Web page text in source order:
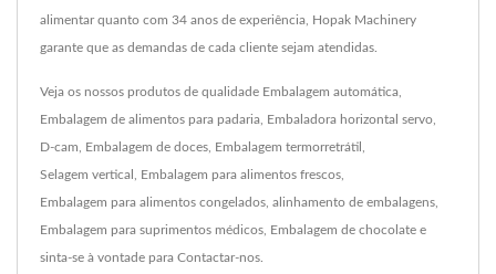
alimentar quanto com 34 anos de experiência, Hopak Machinery
garante que as demandas de cada cliente sejam atendidas.
Veja os nossos produtos de qualidade Embalagem automática
Embalagem de alimentos para padaria Embaladora horizontal servo
D-cam Embalagem de doces Embalagem termorretrátil
Selagem vertical Embalagem para alimentos frescos
Embalagem para alimentos congelados alinhamento de embalagens
Embalagem para suprimentos médicos Embalagem de chocolate e
sinta-se à vontade para Contactar-nos